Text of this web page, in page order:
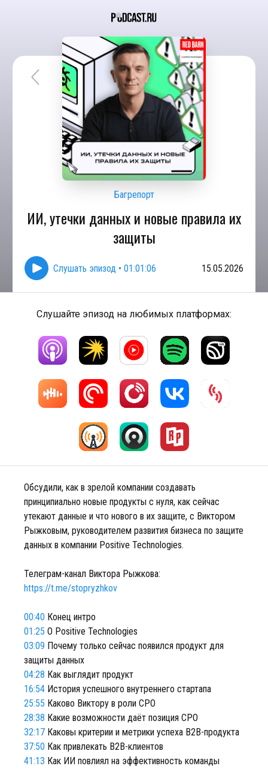
Багрепорт
ИИ, утечки данных и новые правила их
защиты
Слушать эпизод • 01:01:06 15.05.2026
Слушайте эпизод на любимых платформах:
Обсудили, как в зрелой компании создавать
принципиально новые продукты с нуля, как сейчас
утекают данные и что нового в их защите, с Виктором
Рыжковым, руководителем развития бизнеса по защите
данных в компании Positive Technologies.
Телеграм-канал Виктора Рыжкова:
https://t.me/stopryzhkov
00:40 Конец интро
01:25 О Positive Technologies
03:09 Почему только сейчас появился продукт для
защиты данных
04:28 Как выглядит продукт
16:54 История успешного внутреннего стартапа
25:55 Каково Виктору в роли CPO
28:38 Какие возможности даёт позиция CPO
32:17 Каковы критерии и метрики успеха B2B-продукта
37:50 Как привлекать B2B-клиентов
41:13 Как ИИ повлиял на эффективность команды